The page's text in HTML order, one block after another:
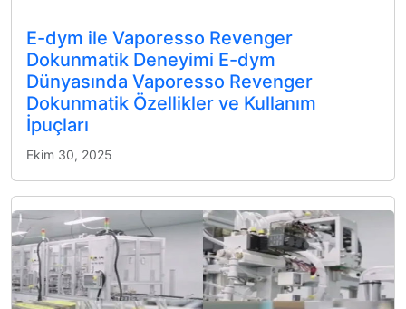
E-dym ile Vaporesso Revenger
Dokunmatik Deneyimi E-dym
Dünyasında Vaporesso Revenger
Dokunmatik Özellikler ve Kullanım
İpuçları
Ekim 30, 2025